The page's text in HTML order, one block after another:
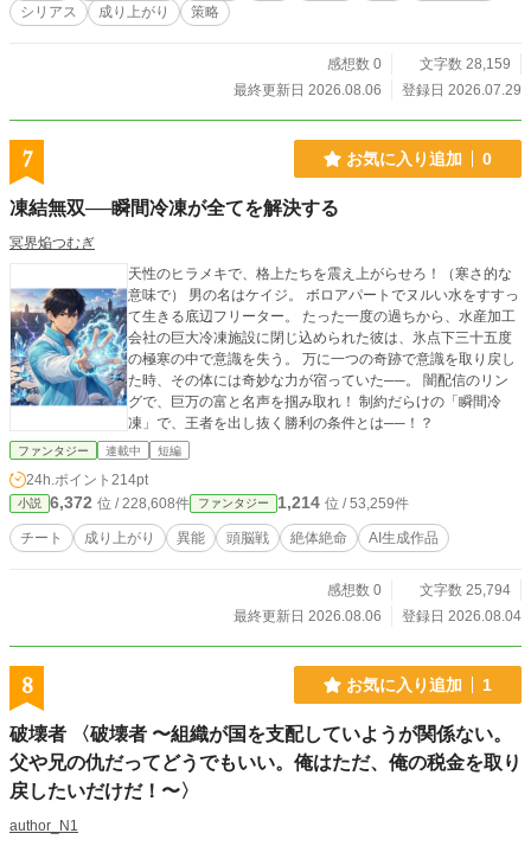
シリアス 成り上がり 策略
感想数 0
文字数 28,159
最終更新日 2026.08.06
登録日 2026.07.29
7 お気に入り追加 0
凍結無双──瞬間冷凍が全てを解決する
冥界焔つむぎ
天性のヒラメキで、格上たちを震え上がらせろ！（寒さ的な
意味で） 男の名はケイジ。 ボロアパートでヌルい水をすすっ
て生きる底辺フリーター。 たった一度の過ちから、水産加工
会社の巨大冷凍施設に閉じ込められた彼は、氷点下三十五度
の極寒の中で意識を失う。 万に一つの奇跡で意識を取り戻し
た時、その体には奇妙な力が宿っていた──。 闇配信のリン
グで、巨万の富と名声を掴み取れ！ 制約だらけの「瞬間冷
凍」で、王者を出し抜く勝利の条件とは──！？
ファンタジー 連載中 短編
24h.ポイント 214pt
小説 6,372 位 / 228,608件 ファンタジー 1,214 位 / 53,259件
チート 成り上がり 異能 頭脳戦 絶体絶命 AI生成作品
感想数 0
文字数 25,794
最終更新日 2026.08.06
登録日 2026.08.04
8 お気に入り追加 1
破壊者 〈​破壊者 〜組織が国を支配していようが関係ない。
父や兄の仇だってどうでもいい。俺はただ、俺の税金を取り
戻したいだけだ！〜〉
author_N1